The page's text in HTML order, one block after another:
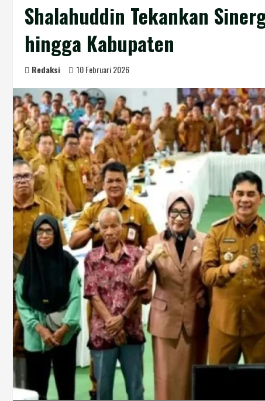
Shalahuddin Tekankan
hingga Kabupaten
Redaksi 10 Februari 2026